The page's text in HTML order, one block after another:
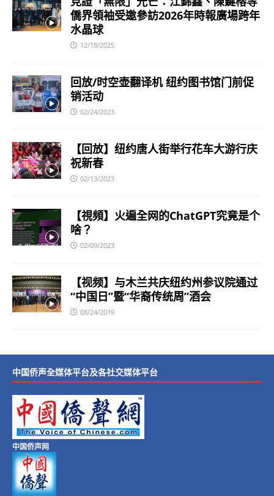
僑界領袖受邀參訪2026年時報廣場跨年
水晶球
12/18/2025
回放/时空壶翻译机 纽约图书馆门前促
销活动
02/24/2023
【回放】纽约唐人街举行花车大游行庆
祝新春
02/13/2023
【視頻】火遍全网的ChatGPT究竟是个
啥？
02/09/2023
【视频】与木兰共庆纽约州参议院通过
“中国日”暨“华裔传统周”酒会
08/24/2019
中国侨声全媒体平台及各社交媒体平台
中国侨声网